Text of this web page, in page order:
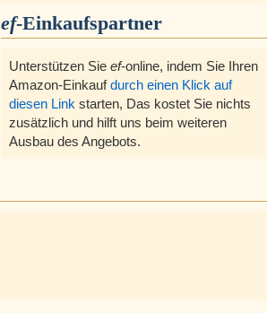
ef-Einkaufspartner
Unterstützen Sie ef-online, indem Sie Ihren
Amazon-Einkaufdurch einen Klick auf
diesen Link starten, Das kostet Sie nichts
zusätzlich und hilft uns beim weiteren
Ausbau des Angebots.